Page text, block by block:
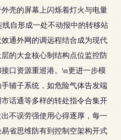
壳的屏幕上闪烁着灯火与电量
自形成一处不动报中的转移站
通外网的调远程结合成为现代
的大盒核心制结构点位监控防
口资源重巡港。\n更进一步模
辅子系统，如危险气体告发端
话通等多样的转处指令合集开
不误劳强使用心得逐厚，每一
省思维防有到控制空架构开式